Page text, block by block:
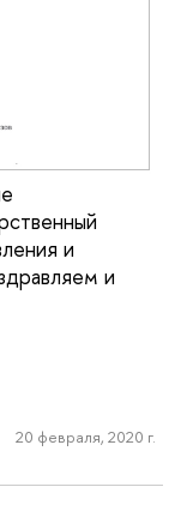
и
и
20 февраля, 2020 г.